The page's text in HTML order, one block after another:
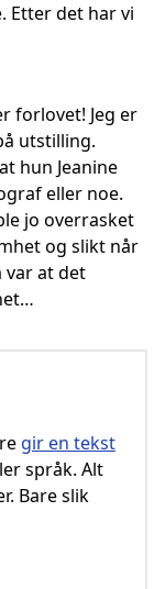
Etter det har vi
forlovet! Jeg er
utstilling.
hun Jeanine
eller noe.
jo overrasket
og slikt når
var at det
gir en tekst
språk. Alt
Bare slik